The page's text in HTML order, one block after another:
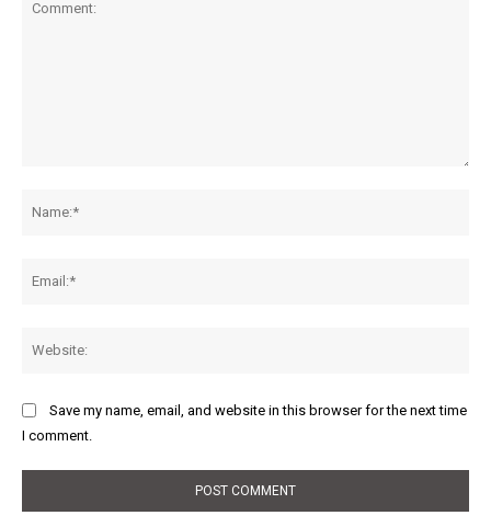
Save my name, email, and website in this browser for the next time
I comment.